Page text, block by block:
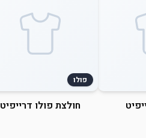
פולו
חולצת פולו דרייפיט